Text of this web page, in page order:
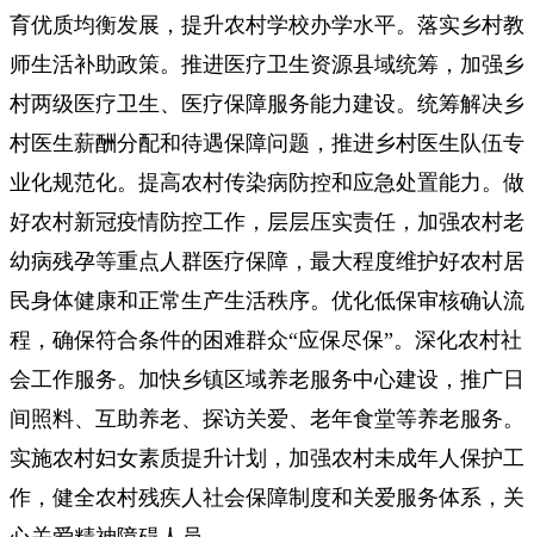
育优质均衡发展，提升农村学校办学水平。落实乡村教
师生活补助政策。推进医疗卫生资源县域统筹，加强乡
村两级医疗卫生、医疗保障服务能力建设。统筹解决乡
村医生薪酬分配和待遇保障问题，推进乡村医生队伍专
业化规范化。提高农村传染病防控和应急处置能力。做
好农村新冠疫情防控工作，层层压实责任，加强农村老
幼病残孕等重点人群医疗保障，最大程度维护好农村居
民身体健康和正常生产生活秩序。优化低保审核确认流
程，确保符合条件的困难群众“应保尽保”。深化农村社
会工作服务。加快乡镇区域养老服务中心建设，推广日
间照料、互助养老、探访关爱、老年食堂等养老服务。
实施农村妇女素质提升计划，加强农村未成年人保护工
作，健全农村残疾人社会保障制度和关爱服务体系，关